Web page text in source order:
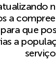
a
que
a